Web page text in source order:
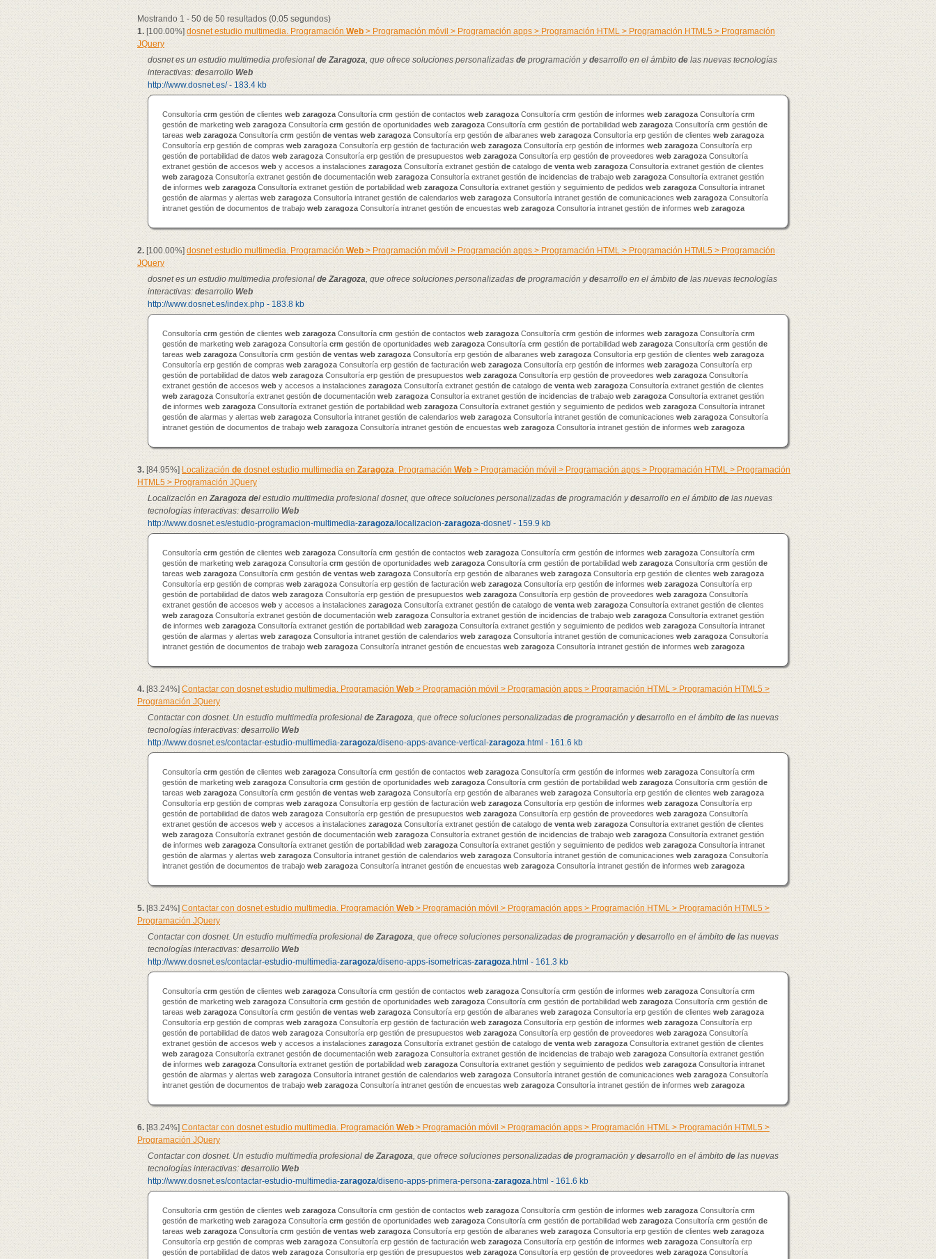
Mostrando 1 - 50 de 50 resultados (0.05 segundos)
1. [100.00%] dosnet estudio multimedia. Programación Web > Programación móvil > Programación apps > Programación HTML > Programación HTML5 > Programación
JQuery
dosnet es un estudio multimedia profesional de Zaragoza, que ofrece soluciones personalizadas de programación ydesarrollo en el ámbito de las nuevas tecnologías
interactivas: desarrollo Web
http://www.dosnet.es/ - 183.4 kb
Consultoría crm gestión de clientes web zaragoza Consultoría crm gestión de contactos web zaragoza Consultoría crm gestión de informes web zaragoza Consultoría crm
gestión de marketing web zaragoza Consultoría crm gestión de oportunidades web zaragoza Consultoría crm gestión de portabilidad web zaragoza Consultoría crm gestión de
tareas web zaragoza Consultoría crm gestión de ventas web zaragoza Consultoría erp gestión de albaranes web zaragoza Consultoría erp gestión de clientes web zaragoza
Consultoría erp gestión de compras web zaragoza Consultoría erp gestión de facturación web zaragoza Consultoría erp gestión de informes web zaragoza Consultoría erp
gestión de portabilidad de datos web zaragoza Consultoría erp gestión de presupuestos web zaragoza Consultoría erp gestión de proveedores web zaragoza Consultoría
extranet gestión de accesos web y accesos a instalaciones zaragoza Consultoría extranet gestión de catalogo de venta web zaragoza Consultoría extranet gestión de clientes
web zaragoza Consultoría extranet gestión de documentación web zaragoza Consultoría extranet gestión de incidencias de trabajo web zaragoza Consultoría extranet gestión
de informes web zaragoza Consultoría extranet gestión de portabilidad web zaragoza Consultoría extranet gestión y seguimiento de pedidos web zaragoza Consultoría intranet
gestión de alarmas y alertas web zaragoza Consultoría intranet gestión de calendarios web zaragoza Consultoría intranet gestión de comunicaciones web zaragoza Consultoría
intranet gestión de documentos de trabajo web zaragoza Consultoría intranet gestión de encuestas web zaragoza Consultoría intranet gestión de informes web zaragoza
2. [100.00%]dosnet estudio multimedia. Programación Web> Programación móvil > Programación apps > Programación HTML > Programación HTML5 > Programación
JQuery
dosnet es un estudio multimedia profesional de Zaragoza, que ofrece soluciones personalizadas de programación ydesarrollo en el ámbito delas nuevas tecnologías
interactivas: desarrollo Web
http://www.dosnet.es/index.php - 183.8 kb
Consultoría crm gestión de clientes web zaragoza Consultoría crm gestión de contactos web zaragoza Consultoría crm gestión de informes web zaragoza Consultoría crm
gestión de marketing web zaragoza Consultoría crm gestión de oportunidades web zaragoza Consultoría crm gestión de portabilidad web zaragoza Consultoría crm gestión de
tareas web zaragoza Consultoría crm gestión de ventas web zaragoza Consultoría erp gestión de albaranes web zaragoza Consultoría erp gestión de clientes web zaragoza
Consultoría erp gestión de compras web zaragoza Consultoría erp gestión de facturación web zaragoza Consultoría erp gestión de informes web zaragoza Consultoría erp
gestión de portabilidad de datos web zaragoza Consultoría erp gestión de presupuestos web zaragoza Consultoría erp gestión de proveedores web zaragoza Consultoría
extranet gestión de accesos web y accesos a instalaciones zaragoza Consultoría extranet gestión de catalogo de venta web zaragoza Consultoría extranet gestión de clientes
web zaragoza Consultoría extranet gestión de documentación web zaragoza Consultoría extranet gestión de incidencias de trabajo web zaragoza Consultoría extranet gestión
de informes web zaragoza Consultoría extranet gestión de portabilidad web zaragoza Consultoría extranet gestión y seguimiento de pedidos web zaragoza Consultoría intranet
gestión de alarmas y alertas web zaragoza Consultoría intranet gestión de calendarios web zaragoza Consultoría intranet gestión de comunicaciones web zaragoza Consultoría
intranet gestión de documentos de trabajo web zaragoza Consultoría intranet gestión de encuestas web zaragoza Consultoría intranet gestión de informes web zaragoza
3.[84.95%] Localizaciónde dosnet estudio multimedia en Zaragoza. Programación Web > Programación móvil > Programación apps > Programación HTML > Programación
HTML5 > Programación JQuery
Localización enZaragoza del estudio multimedia profesional dosnet, que ofrece soluciones personalizadas de programación ydesarrollo en el ámbito de las nuevas
tecnologías interactivas: desarrollo Web
http://www.dosnet.es/estudio-programacion-multimedia-zaragoza/localizacion-zaragoza-dosnet/ - 159.9 kb
Consultoría crm gestión de clientes web zaragoza Consultoría crm gestión de contactos web zaragoza Consultoría crm gestión de informes web zaragoza Consultoría crm
gestión de marketing web zaragoza Consultoría crm gestión de oportunidades web zaragoza Consultoría crm gestión de portabilidad web zaragoza Consultoría crm gestión de
tareas web zaragoza Consultoría crm gestión de ventas web zaragoza Consultoría erp gestión de albaranes web zaragoza Consultoría erp gestión de clientes web zaragoza
Consultoría erp gestión de compras web zaragoza Consultoría erp gestión de facturación web zaragoza Consultoría erp gestión de informes web zaragoza Consultoría erp
gestión de portabilidad de datos web zaragoza Consultoría erp gestión de presupuestos web zaragoza Consultoría erp gestión de proveedores web zaragoza Consultoría
extranet gestión de accesos web y accesos a instalaciones zaragoza Consultoría extranet gestión de catalogo de venta web zaragoza Consultoría extranet gestión de clientes
web zaragoza Consultoría extranet gestión de documentación web zaragoza Consultoría extranet gestión de incidencias de trabajo web zaragoza Consultoría extranet gestión
de informes web zaragoza Consultoría extranet gestión de portabilidad web zaragoza Consultoría extranet gestión y seguimiento de pedidos web zaragoza Consultoría intranet
gestión de alarmas y alertas web zaragoza Consultoría intranet gestión de calendarios web zaragoza Consultoría intranet gestión de comunicaciones web zaragoza Consultoría
intranet gestión de documentos de trabajo web zaragoza Consultoría intranet gestión de encuestas web zaragoza Consultoría intranet gestión de informes web zaragoza
4.[83.24%] Contactar con dosnet estudio multimedia. Programación Web> Programación móvil > Programación apps > Programación HTML > Programación HTML5 >
Programación JQuery
Contactar con dosnet. Un estudio multimedia profesional de Zaragoza, que ofrece soluciones personalizadas de programación ydesarrollo en el ámbito delas nuevas
tecnologías interactivas: desarrollo Web
http://www.dosnet.es/contactar-estudio-multimedia-zaragoza/diseno-apps-avance-vertical-zaragoza.html - 161.6 kb
Consultoría crm gestión de clientes web zaragoza Consultoría crm gestión de contactos web zaragoza Consultoría crm gestión de informes web zaragoza Consultoría crm
gestión de marketing web zaragoza Consultoría crm gestión de oportunidades web zaragoza Consultoría crm gestión de portabilidad web zaragoza Consultoría crm gestión de
tareas web zaragoza Consultoría crm gestión de ventas web zaragoza Consultoría erp gestión de albaranes web zaragoza Consultoría erp gestión de clientes web zaragoza
Consultoría erp gestión de compras web zaragoza Consultoría erp gestión de facturación web zaragoza Consultoría erp gestión de informes web zaragoza Consultoría erp
gestión de portabilidad de datos web zaragoza Consultoría erp gestión de presupuestos web zaragoza Consultoría erp gestión de proveedores web zaragoza Consultoría
extranet gestión de accesos web y accesos a instalaciones zaragoza Consultoría extranet gestión de catalogo de venta web zaragoza Consultoría extranet gestión de clientes
web zaragoza Consultoría extranet gestión de documentación web zaragoza Consultoría extranet gestión de incidencias de trabajo web zaragoza Consultoría extranet gestión
de informes web zaragoza Consultoría extranet gestión de portabilidad web zaragoza Consultoría extranet gestión y seguimiento de pedidos web zaragoza Consultoría intranet
gestión de alarmas y alertas web zaragoza Consultoría intranet gestión de calendarios web zaragoza Consultoría intranet gestión de comunicaciones web zaragoza Consultoría
intranet gestión de documentos de trabajo web zaragoza Consultoría intranet gestión de encuestas web zaragoza Consultoría intranet gestión de informes web zaragoza
5. [83.24%]Contactar con dosnet estudio multimedia. Programación Web > Programación móvil > Programación apps > Programación HTML > Programación HTML5 >
Programación JQuery
Contactar con dosnet. Un estudio multimedia profesional de Zaragoza, que ofrece soluciones personalizadas de programación ydesarrollo en el ámbitodelas nuevas
tecnologías interactivas: desarrollo Web
http://www.dosnet.es/contactar-estudio-multimedia-zaragoza/diseno-apps-isometricas-zaragoza.html - 161.3 kb
Consultoría crm gestión de clientes web zaragoza Consultoría crm gestión de contactos web zaragoza Consultoría crm gestión de informes web zaragoza Consultoría crm
gestión de marketing web zaragoza Consultoría crm gestión de oportunidades web zaragoza Consultoría crm gestión de portabilidad web zaragoza Consultoría crm gestión de
tareas web zaragoza Consultoría crm gestión de ventas web zaragoza Consultoría erp gestión de albaranes web zaragoza Consultoría erp gestión de clientes web zaragoza
Consultoría erp gestión de compras web zaragoza Consultoría erp gestión de facturación web zaragoza Consultoría erp gestión de informes web zaragoza Consultoría erp
gestión de portabilidad de datos web zaragoza Consultoría erp gestión de presupuestos web zaragoza Consultoría erp gestión de proveedores web zaragoza Consultoría
extranet gestión de accesos web y accesos a instalaciones zaragoza Consultoría extranet gestión de catalogo de venta web zaragoza Consultoría extranet gestión de clientes
web zaragoza Consultoría extranet gestión de documentación web zaragoza Consultoría extranet gestión de incidencias de trabajo web zaragoza Consultoría extranet gestión
de informes web zaragoza Consultoría extranet gestión de portabilidad web zaragoza Consultoría extranet gestión y seguimiento de pedidos web zaragoza Consultoría intranet
gestión de alarmas y alertas web zaragoza Consultoría intranet gestión de calendarios web zaragoza Consultoría intranet gestión de comunicaciones web zaragoza Consultoría
intranet gestión de documentos de trabajo web zaragoza Consultoría intranet gestión de encuestas web zaragoza Consultoría intranet gestión de informes web zaragoza
6.[83.24%] Contactar con dosnet estudio multimedia. Programación Web > Programación móvil > Programación apps > Programación HTML > Programación HTML5 >
Programación JQuery
Contactar con dosnet. Un estudio multimedia profesional de Zaragoza, que ofrece soluciones personalizadas de programación ydesarrollo en el ámbito de las nuevas
tecnologías interactivas: desarrollo Web
http://www.dosnet.es/contactar-estudio-multimedia-zaragoza/diseno-apps-primera-persona-zaragoza.html - 161.6 kb
Consultoría crm gestión de clientes web zaragoza Consultoría crm gestión de contactos web zaragoza Consultoría crm gestión de informes web zaragoza Consultoría crm
gestión de marketing web zaragoza Consultoría crm gestión de oportunidades web zaragoza Consultoría crm gestión de portabilidad web zaragoza Consultoría crm gestión de
tareas web zaragoza Consultoría crm gestión de ventas web zaragoza Consultoría erp gestión de albaranes web zaragoza Consultoría erp gestión de clientes web zaragoza
Consultoría erp gestión de compras web zaragoza Consultoría erp gestión de facturación web zaragoza Consultoría erp gestión de informes web zaragoza Consultoría erp
gestión de portabilidad de datos web zaragoza Consultoría erp gestión de presupuestos web zaragoza Consultoría erp gestión de proveedores web zaragoza Consultoría